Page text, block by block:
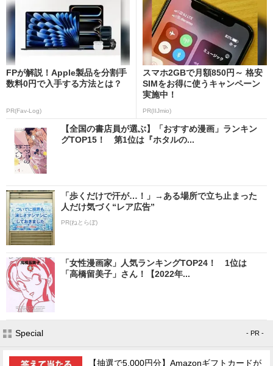
FPが解説！Apple製品を分割手
数料0円で入手する方法とは？
PR(Fav-Log)
スマホ2GBで月額850円～ 格安
SIMをお得に使うキャンペーン
実施中！
PR(IIJmio)
【全国の書店員が選ぶ】「おすすめ漫画」ランキン
グTOP15！ 第1位は『ホタルの...
「歩くだけで汗が…！」→ある場所で立ち止まった
人だけ気づく“レア広告”
PR(ねとらぼ)
「女性漫画家」人気ランキングTOP24！ 1位は
「高橋留美子」さん！【2022年...
Special - PR -
【抽選で5,000円分】Amazonギフトカードが